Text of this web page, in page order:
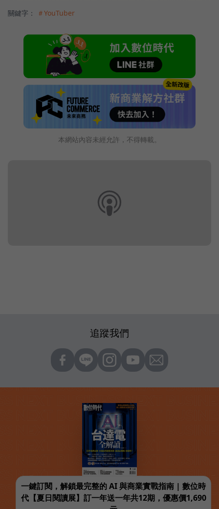
關鍵字： ＃YouTuber
本網站內容未經允許，不得轉載。
追蹤我們
一鍵訂閱，解鎖最完整的 AI 與商業實戰指南 | 數位時
代【夏日閱讀展】訂一年送一年共12期，優惠價1,690